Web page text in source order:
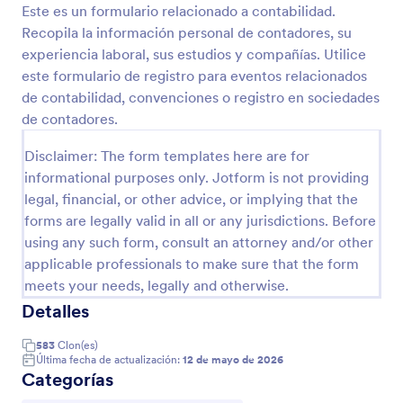
Este es un formulario relacionado a contabilidad.
Recopila la información personal de contadores, su
experiencia laboral, sus estudios y compañías. Utilice
este formulario de registro para eventos relacionados
de contabilidad, convenciones o registro en sociedades
de contadores.
Disclaimer: The form templates here are for
informational purposes only. Jotform is not providing
legal, financial, or other advice, or implying that the
forms are legally valid in all or any jurisdictions. Before
using any such form, consult an attorney and/or other
applicable professionals to make sure that the form
meets your needs, legally and otherwise.
Detalles
583 Clon(es)
Última fecha de actualización: 12 de mayo de 2026
Categorías
Vista previa